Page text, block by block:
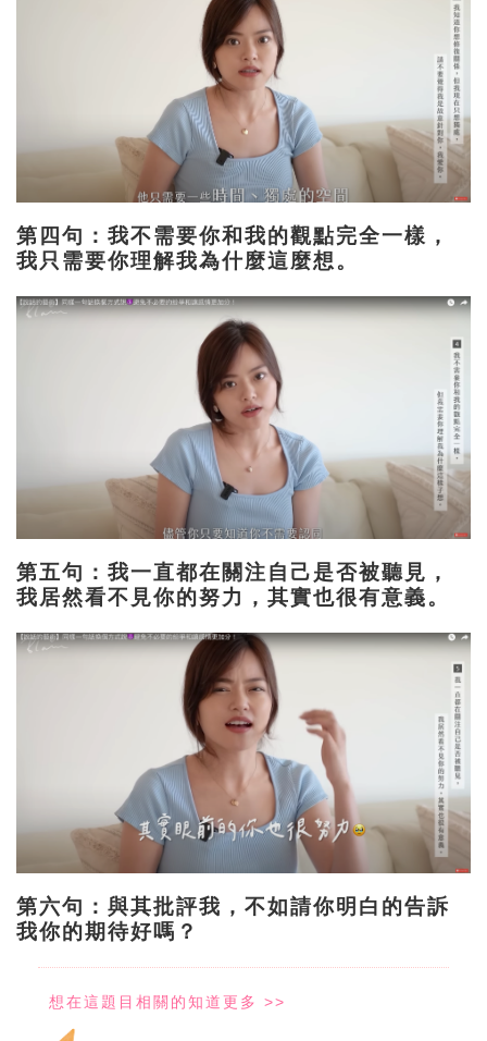
第四句：我不需要你和我的觀點完全一樣，
我只需要你理解我為什麼這麼想。
第五句：我一直都在關注自己是否被聽見，
我居然看不見你的努力，其實也很有意義。
第六句：與其批評我，不如請你明白的告訴
我你的期待好嗎？